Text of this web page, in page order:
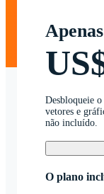
Desbloqueie o
vetores e
não incluído.
O plano